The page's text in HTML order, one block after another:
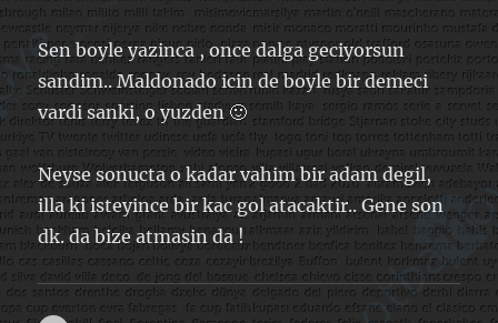
Sen boyle yazinca , once dalga geciyorsun
sandim.. Maldonado icin de boyle bir demeci
vardi sanki, o yuzden 🙂
Neyse sonucta o kadar vahim bir adam degil,
illa ki isteyince bir kac gol atacaktir.. Gene son
dk. da bize atmasin da !